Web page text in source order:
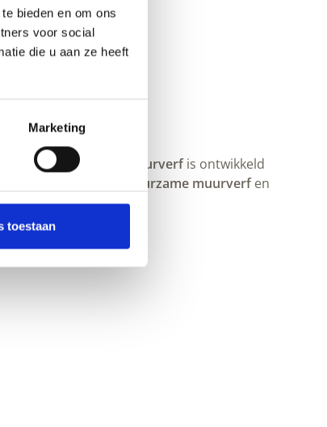
bieden en om ons
voor social
die u aan ze heeft
Marketing
toestaan
Natuurlijke binnenmuurverfis ontwikkeld
die past bij
duurzame muurverfen